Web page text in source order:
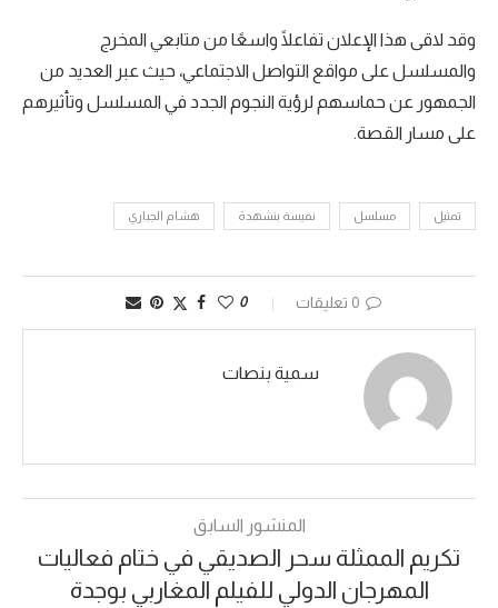
وقد لاقى هذا الإعلان تفاعلًا واسعًا من متابعي المخرج
والمسلسل على مواقع التواصل الاجتماعي، حيث عبر العديد من
الجمهور عن حماسهم لرؤية النجوم الجدد في المسلسل وتأثيرهم
على مسار القصة.
تمثيل مسلسل نفيسة بنشهدة هشام الجباري
0 تعليقات 0
سمية بنصات
المنشور السابق
تكريم الممثلة سحر الصديقي في ختام فعاليات
المهرجان الدولي للفيلم المغاربي بوجدة